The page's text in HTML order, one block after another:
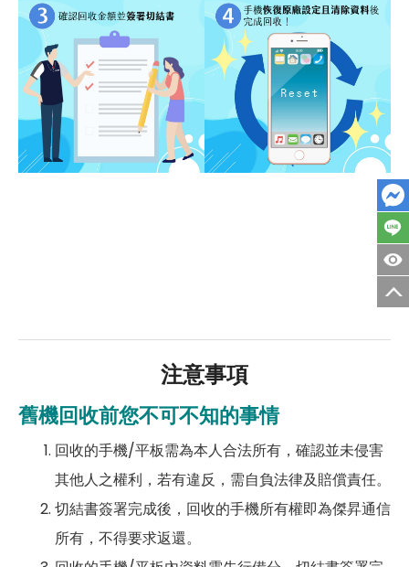
注意事項
舊機回收前您不可不知的事情
回收的手機/平板需為本人合法所有，確認並未侵害
其他人之權利，若有違反，需自負法律及賠償責任。
切結書簽署完成後，回收的手機所有權即為傑昇通信
所有，不得要求返還。